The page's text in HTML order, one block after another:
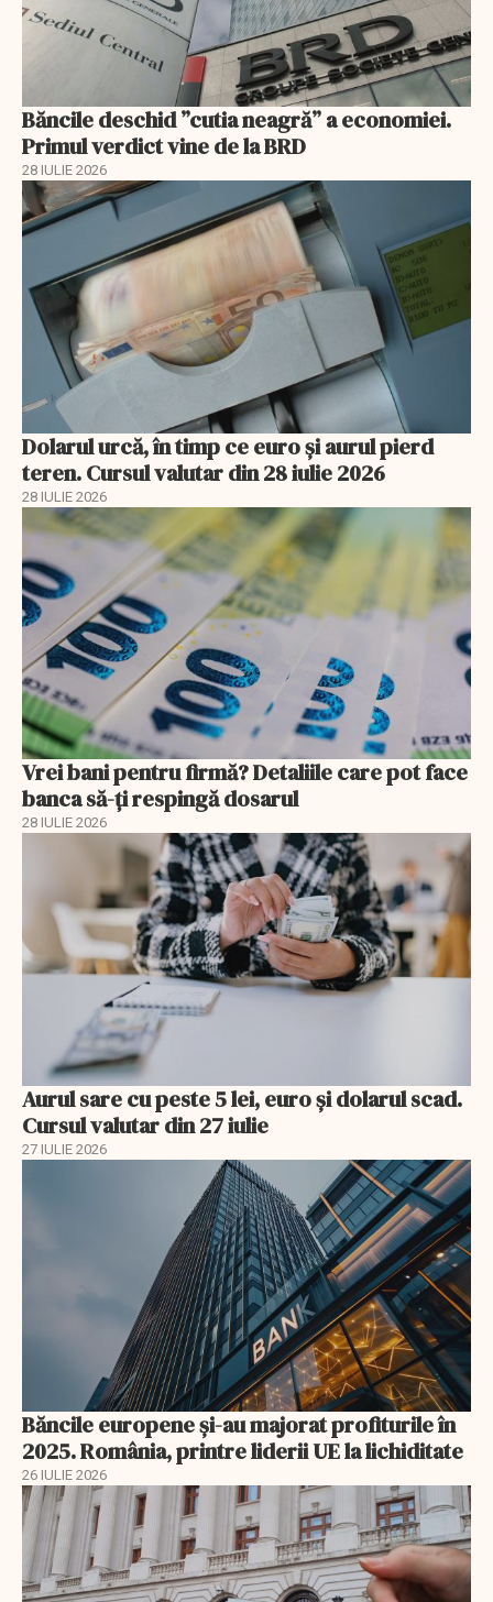
Băncile deschid ”cutia neagră” a economiei.
Primul verdict vine de la BRD
28 IULIE 2026
Dolarul urcă, în timp ce euro și aurul pierd
teren. Cursul valutar din 28 iulie 2026
28 IULIE 2026
Vrei bani pentru firmă? Detaliile care pot face
banca să-ți respingă dosarul
28 IULIE 2026
Aurul sare cu peste 5 lei, euro și dolarul scad.
Cursul valutar din 27 iulie
27 IULIE 2026
Băncile europene și-au majorat profiturile în
2025. România, printre liderii UE la lichiditate
26 IULIE 2026